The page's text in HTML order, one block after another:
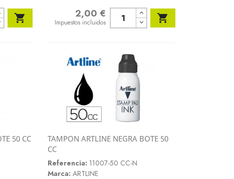
 2,00 €
Impuestos incluidos 
50 CC
TAMPON ARTLINE NEGRA BOTE 50
CC
Referencia: 11007-50 CC-N
Marca: ARTLINE